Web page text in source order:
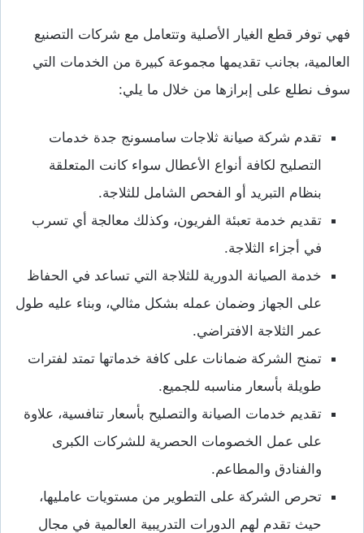
فهي توفر قطع الغيار الأصلية وتتعامل مع شركات التصنيع
العالمية، بجانب تقديمها مجموعة كبيرة من الخدمات التي
سوف نطلع على إبرازها من خلال ما يلي:
تقدم شركة صيانة ثلاجات سامسونج جدة خدمات
التصليح لكافة أنواع الأعطال سواء كانت المتعلقة
بنظام التبريد أو الفحص الشامل للثلاجة.
تقديم خدمة تعبئة الفريون، وكذلك معالجة أي تسرب
في أجزاء الثلاجة.
خدمة الصيانة الدورية للثلاجة التي تساعد في الحفاظ
على الجهاز وضمان عمله بشكل مثالي، وبناء عليه طول
عمر الثلاجة الافتراضي.
تمنح الشركة ضمانات على كافة خدماتها تمتد لفترات
طويلة بأسعار مناسبه للجميع.
تقديم خدمات الصيانة والتصليح بأسعار تنافسية، علاوة
على عمل الخصومات الحصرية للشركات الكبرى
والفنادق والمطاعم.
تحرص الشركة على التطوير من مستويات عامليها،
حيث تقدم لهم الدورات التدريبية العالمية في مجال